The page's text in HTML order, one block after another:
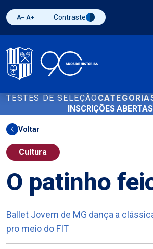
Diminuir fonte
Aumentar fonteAlternar contraste
Contraste
TESTES DE SELEÇÃO
INSCRIÇÕES ABERTAS
Voltar
Cultura
O patinho
Ballet Jovem de MG dança a
pro meio do FIT